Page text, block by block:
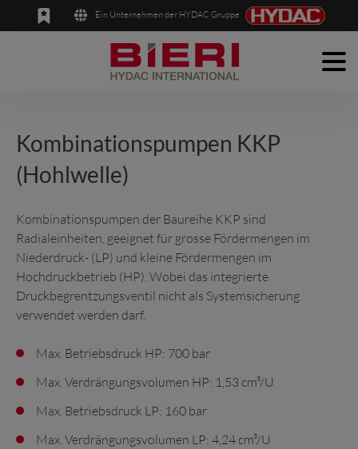
Deutsch
Ein Unternehmen der HYDAC Gruppe
Anwendungen
Unternehmen
Kontakt
Kombinationspumpen KKP
(Hohlwelle)
Kombinationspumpen der Baureihe KKP sind
Radialeinheiten, geeignet für grosse Fördermengen im
Niederdruck- (LP) und kleine Fördermengen im
Hochdruckbetrieb (HP). Wobei das integrierte
Druckbegrentzungsventil nicht als Systemsicherung
verwendet werden darf.
Max. Betriebsdruck HP: 700 bar
Max. Verdrängungsvolumen HP: 1,53 cm³/U
Max. Betriebsdruck LP: 160 bar
Max. Verdrängungsvolumen LP: 4,24 cm³/U